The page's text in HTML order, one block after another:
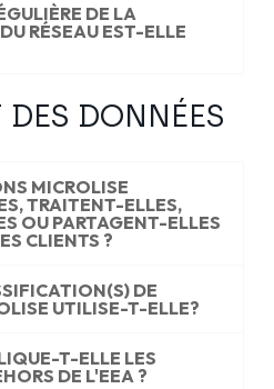
DE LA
RÉSEAU EST-ELLE
DONNÉES
MICROLISE
TRAITENT-ELLES,
OU PARTAGENT-ELLES
CLIENTS ?
DE
UTILISE-T-ELLE?
T-ELLE LES
DE L'EEA ?